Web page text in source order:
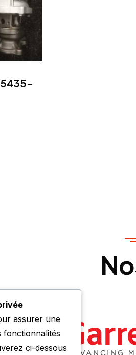
5435-
assurer une
fonctionnalités
ci-dessous